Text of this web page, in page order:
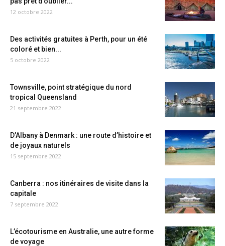
12 octobre 2022
Des activités gratuites à Perth, pour un été
coloré et bien...
5 octobre 2022
Townsville, point stratégique du nord
tropical Queensland
21 septembre 2022
D’Albany à Denmark : une route d’histoire et
de joyaux naturels
15 septembre 2022
Canberra : nos itinéraires de visite dans la
capitale
7 septembre 2022
L’écotourisme en Australie, une autre forme
de voyage